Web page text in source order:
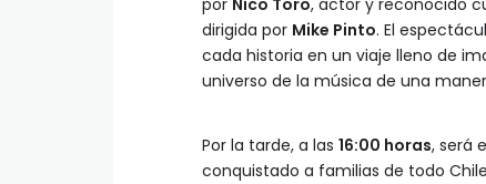
por Nico Toro, actor y reconocido
dirigida por Mike Pinto. El
cada historia en un viaje lleno de
universo de la música de una
Por la tarde, a las 16:00 horas, será
conquistado a familias de todo